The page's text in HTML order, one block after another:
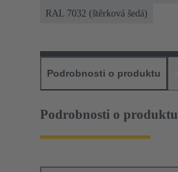
RAL 7032 (štěrková šedá)
Podrobnosti o produktu
Podrobnosti o produktu